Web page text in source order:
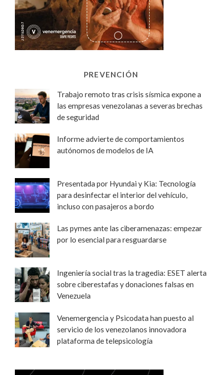
PREVENCIÓN
Trabajo remoto tras crisis sísmica expone a
las empresas venezolanas a severas brechas
de seguridad
Informe advierte de comportamientos
autónomos de modelos de IA
Presentada por Hyundai y Kia: Tecnología
para desinfectar el interior del vehículo,
incluso con pasajeros a bordo
Las pymes ante las ciberamenazas: empezar
por lo esencial para resguardarse
Ingeniería social tras la tragedia: ESET alerta
sobre ciberestafas y donaciones falsas en
Venezuela
Venemergencia y Psicodata han puesto al
servicio de los venezolanos innovadora
plataforma de telepsicología